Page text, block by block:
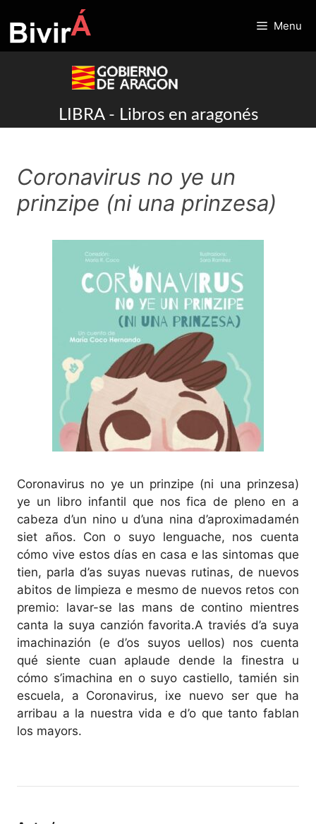
to
content
Menu
LIBRA - Libros en aragonés
Coronavirus no ye un
prinzipe (ni una prinzesa)
Coronavirus no ye un prinzipe (ni una prinzesa)
ye un libro infantil que nos fica de pleno en a
cabeza d’un nino u d’una nina d’aproximadamén
siet años. Con o suyo lenguache, nos cuenta
cómo vive estos días en casa e las sintomas que
tien, parla d’as suyas nuevas rutinas, de nuevos
abitos de limpieza e mesmo de nuevos retos con
premio: lavar-se las mans de contino mientres
canta la suya canzión favorita.A traviés d’a suya
imachinazión (e d’os suyos uellos) nos cuenta
qué siente cuan aplaude dende la finestra u
cómo s’imachina en o suyo castiello, tamién sin
escuela, a Coronavirus, ixe nuevo ser que ha
arribau a la nuestra vida e d’o que tanto fablan
los mayors.